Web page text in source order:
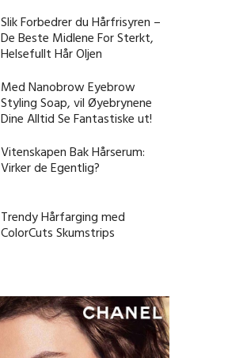
Slik Forbedrer du Hårfrisyren –
De Beste Midlene For Sterkt,
Helsefullt Hår Oljen
Med Nanobrow Eyebrow
Styling Soap, vil Øyebrynene
Dine Alltid Se Fantastiske ut!
Vitenskapen Bak Hårserum:
Virker de Egentlig?
Trendy Hårfarging med
ColorCuts Skumstrips